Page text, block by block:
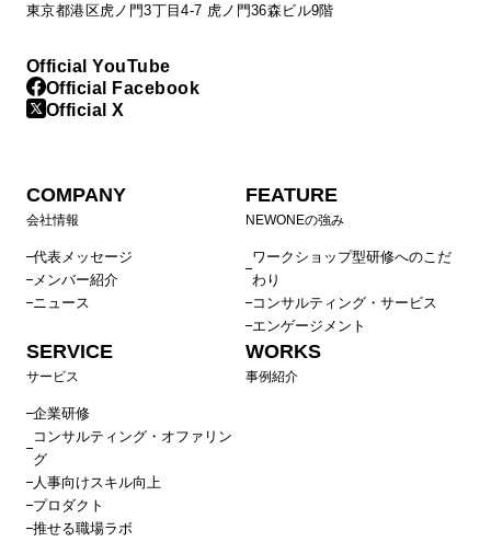
東京都港区虎ノ門3丁目4-7 虎ノ門36森ビル9階
Official YouTube
Official Facebook
Official X
COMPANY
会社情報
代表メッセージ
メンバー紹介
ニュース
FEATURE
NEWONEの強み
ワークショップ型研修へのこだ
わり
コンサルティング・サービス
エンゲージメント
SERVICE
サービス
企業研修
コンサルティング・オファリン
グ
人事向けスキル向上
プロダクト
推せる職場ラボ
WORKS
事例紹介